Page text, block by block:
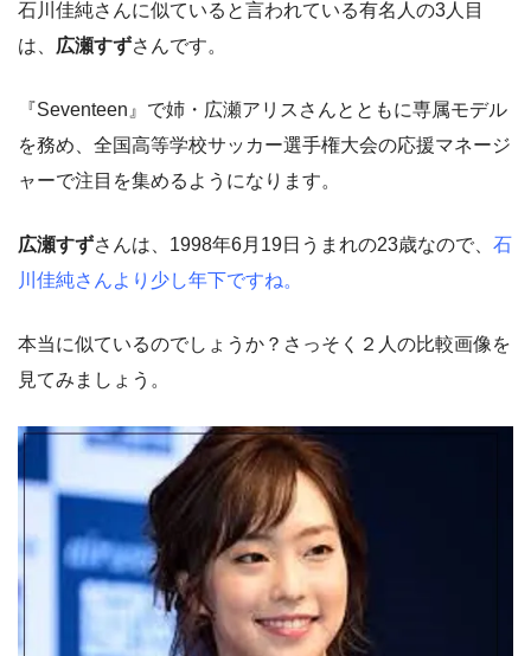
石川佳純さんに似ていると言われている有名人の3人目
は、 広瀬すずさんです。
『Seventeen』で姉・広瀬アリスさんとともに専属モデル
を務め、全国高等学校サッカー選手権大会の応援マネージ
ャーで注目を集めるようになります。
広瀬すずさんは、1998年6月19日うまれの23歳なので、 石
川佳純さんより少し年下ですね。
本当に似ているのでしょうか？さっそく２人の比較画像を
見てみましょう。